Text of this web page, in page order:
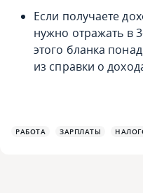
Если получаете
нужно отражать в
этого бланка
из справки о
РАБОТА ЗАРПЛАТЫ